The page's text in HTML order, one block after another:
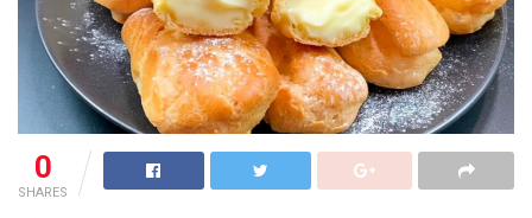
0
SHARES